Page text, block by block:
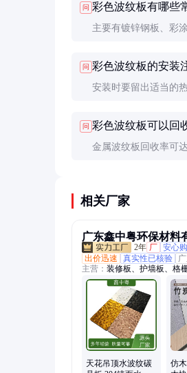
问 彩色波纹板有哪些
主要有镀锌钢板、彩
问 彩色波纹板的安装
安装时要留出适当的
问 彩色波纹板可以回
金属波纹板回收率可
相关厂家
广东鑫中粤环保材料
2年 厂 安心购
出价迅速
真实性已核验
主营： 装修板、护墙板、格
面板、波浪木饰面板、水波
天花吊顶水波纹碳
仿